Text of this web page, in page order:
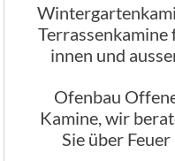
Terrassenkamine
innen und
Ofenbau
Kamine, wir
Sie über Feuer